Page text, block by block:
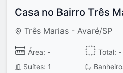
Casa no Bairro Três
Três Marias - Avaré/SP
Área: - Total: -
Suítes: 1